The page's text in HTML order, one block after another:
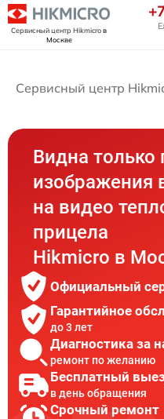
Сервисный центр Hikmicroв
Москве
Сервисный центр
Видна только
изображения
на видео
прицела
Hikmicro в
Официальный
Гарантийное
до 3 лет
Диагностика за
ремонт по желанию
Бесплатный
в день обращения
Срочный ремонт